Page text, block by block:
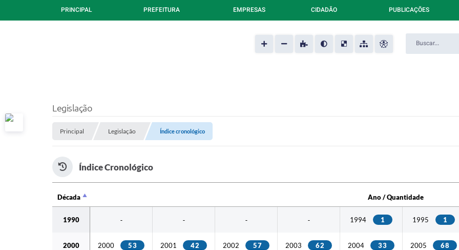
PRINCIPAL PREFEITURA EMPRESAS CIDADÃO PUBLICAÇÕES
Legislação
Principal Legislação Índice cronológico
Índice Cronológico
Década
Ano / Quantidade
1990
- - - - 1994 1 1995 1
2000 2000 53 2001 42 2002 57 2003 62 2004 33 2005 68